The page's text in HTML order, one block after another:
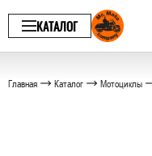
КАТАЛОГ
Главная Каталог Мотоциклы